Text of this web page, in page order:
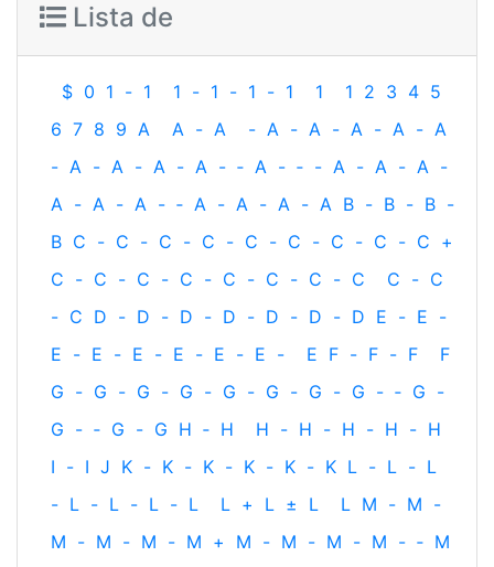
Lista de
$ 0 1 - 1 1 - 1 - 1 - 1 1 1 2 3 4 5
6 7 8 9 A A - A - A - A - A - A - A
- A - A - A - A - ‐ A - ‐ - A - A - A -
A - A - A - ‐ A - A - A - A B - B - B -
B C - C - C - C - C - C - C - C - C +
C - C - C - C - C - C - C - C C - C
- C D - D - D - D - D - D - D E - E -
E - E - E - E - E - E - E F - F - F
F
G - G - G - G - G - G - G - G - ‐ G -
G - ‐ G - G H ‐ H H - H - H - H - H
I - I J K - K - K - K - K - K L - L - L
- L - L - L - L L + L ± L L M - M -
M - M - M - M + M - M - M - M - ‐ M